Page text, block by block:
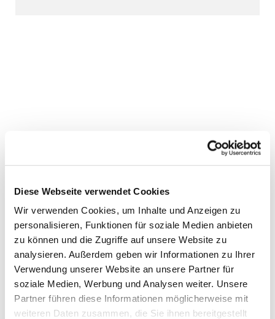
Diese Webseite verwendet Cookies
Wir verwenden Cookies, um Inhalte und Anzeigen zu
personalisieren, Funktionen für soziale Medien anbieten
zu können und die Zugriffe auf unsere Website zu
analysieren. Außerdem geben wir Informationen zu Ihrer
Verwendung unserer Website an unsere Partner für
soziale Medien, Werbung und Analysen weiter. Unsere
Partner führen diese Informationen möglicherweise mit
weiteren Daten zusammen, die Sie ihnen bereitgestellt
Dies könnte Sie auch
interessieren